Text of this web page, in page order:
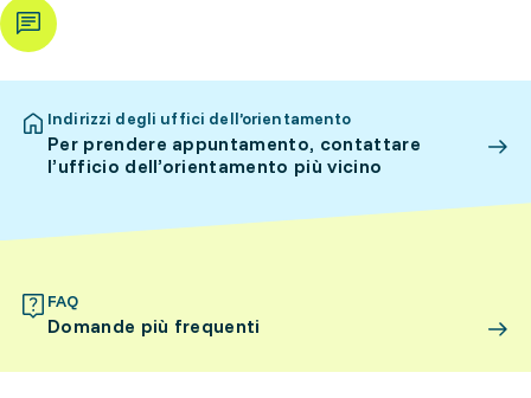
Indirizzi degli uffici dell’orientamento
Per prendere appuntamento, contattare
l’ufficio dell’orientamento più vicino
FAQ
Domande più frequenti